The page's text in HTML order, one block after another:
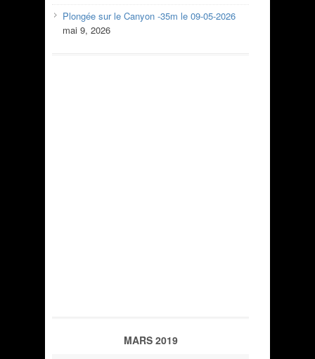
Plongée sur le Canyon -35m le 09-05-2026
mai 9, 2026
MARS 2019